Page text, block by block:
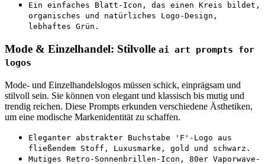
Ein einfaches Blatt-Icon, das einen Kreis bildet,
organisches und natürliches Logo-Design,
lebhaftes Grün.
Mode & Einzelhandel: Stilvolle ai art prompts for
logos
Mode- und Einzelhandelslogos müssen schick, einprägsam und
stilvoll sein. Sie können von elegant und klassisch bis mutig und
trendig reichen. Diese Prompts erkunden verschiedene Ästhetiken,
um eine modische Markenidentität zu schaffen.
Eleganter abstrakter Buchstabe 'F'-Logo aus
fließendem Stoff, Luxusmarke, gold und schwarz.
Mutiges Retro-Sonnenbrillen-Icon, 80er Vaporwave-